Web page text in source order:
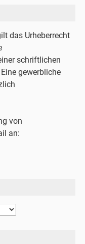
das Urheberrecht
schriftlichen
gewerbliche
von
an: